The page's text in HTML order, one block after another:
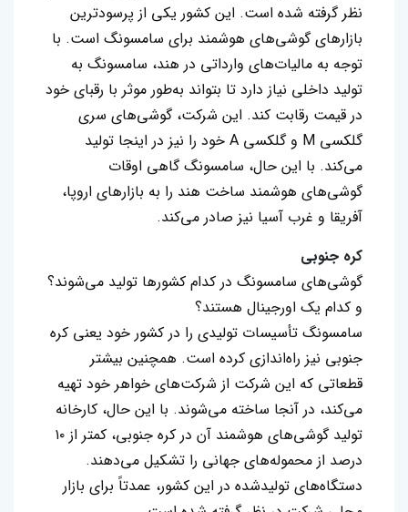
نظر گرفته شده است. این کشور یکی از پرسودترین
بازارهای گوشی‌های هوشمند برای سامسونگ است. با
توجه به مالیات‌های وارداتی در هند، سامسونگ به
تولید داخلی نیاز دارد تا بتواند به‌طور موثر با رقبای خود
در قیمت رقابت کند. این شرکت، گوشی‌های سری
گلکسی M و گلکسی A خود را نیز در اینجا تولید
می‌کند. با این حال، سامسونگ گاهی اوقات
گوشی‌های هوشمند ساخت هند را به بازارهای اروپا،
آفریقا و غرب آسیا نیز صادر می‌کند.
کره جنوبی
گوشی‌های سامسونگ در کدام کشورها تولید می‌شوند؟
و کدام یک اورجینال هستند؟
سامسونگ تأسیسات تولیدی را در کشور خود یعنی کره
جنوبی نیز راه‌اندازی کرده است. همچنین بیشتر
قطعاتی که این شرکت از شرکت‌های خواهر خود تهیه
می‌کند، در آنجا ساخته می‌شوند. با این حال، کارخانه
تولید گوشی‌های هوشمند آن در کره جنوبی، کمتر از ۱۰
درصد از محموله‌های جهانی را تشکیل می‌دهند.
دستگاه‌های تولیدشده در این کشور، عمدتاً برای بازار